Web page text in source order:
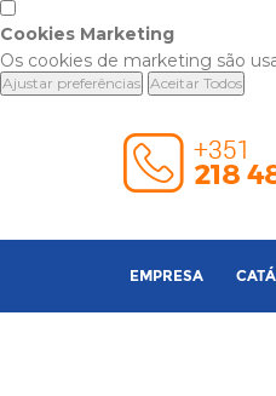
Cookies Marketing
Os cookies de marketing são
Ajustar preferências Aceitar Todos
EMPRESA